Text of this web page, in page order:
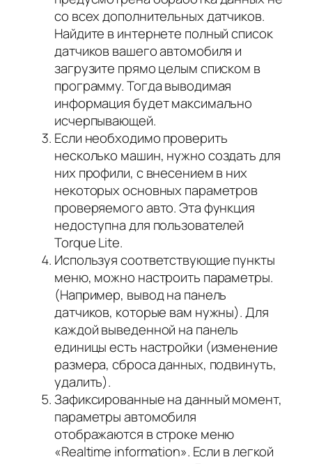
со всех дополнительных датчиков.
Найдите в интернете полный список
датчиков вашего автомобиля и
загрузите прямо целым списком в
программу. Тогда выводимая
информация будет максимально
исчерпывающей.
Если необходимо проверить
несколько машин, нужно создать для
них профили, с внесением в них
некоторых основных параметров
проверяемого авто. Эта функция
недоступна для пользователей
Torque Lite.
Используя соответствующие пункты
меню, можно настроить параметры.
(Например, вывод на панель
датчиков, которые вам нужны). Для
каждой выведенной на панель
единицы есть настройки (изменение
размера, сброса данных, подвинуть,
удалить).
Зафиксированные на данный момент,
параметры автомобиля
отображаются в строке меню
«Realtime information». Если в легкой